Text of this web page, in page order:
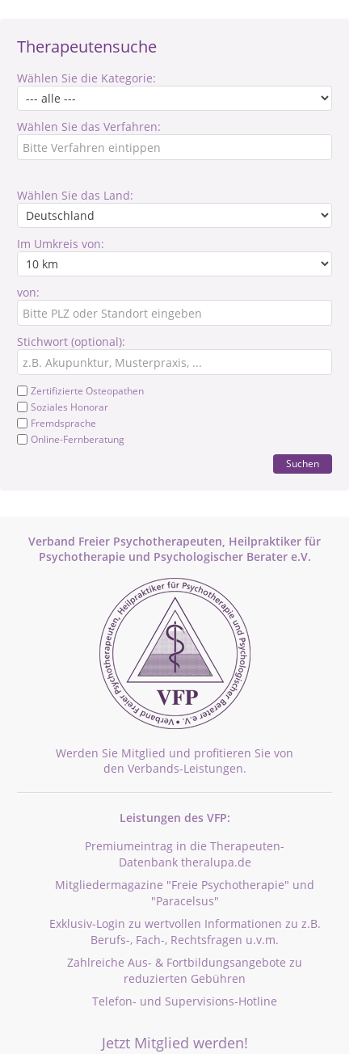
Therapeutensuche
Wählen Sie die Kategorie:
Wählen Sie das Verfahren:
Wählen Sie das Land:
Im Umkreis von:
von:
Stichwort (optional):
Zertifizierte Osteopathen
Soziales Honorar
Fremdsprache
Online-Fernberatung
Suchen
Verband Freier Psychotherapeuten, Heilpraktiker für
Psychotherapie und Psychologischer Berater e.V.
Werden Sie Mitglied und profitieren Sie von
den Verbands-Leistungen.
Leistungen des VFP:
Premiumeintrag in die Therapeuten-
Datenbank theralupa.de
Mitgliedermagazine "Freie Psychotherapie" und
"Paracelsus"
Exklusiv-Login zu wertvollen Informationen zu z.B.
Berufs-, Fach-, Rechtsfragen u.v.m.
Zahlreiche Aus- & Fortbildungsangebote zu
reduzierten Gebühren
Telefon- und Supervisions-Hotline
Jetzt Mitglied werden!